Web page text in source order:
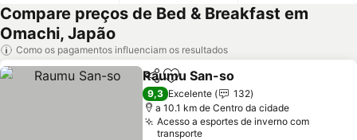
Compare preços de Bed & Breakfast em
Omachi, Japão
Como os pagamentos influenciam os resultados
PartilharAdicionar aos favoritos
Raumu San-so
9,3 Excelente
132
a 10.1 km de Centro da cidade
Acesso a esportes de inverno com
transporte